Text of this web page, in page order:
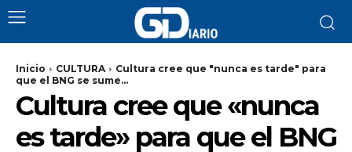
Inicio CULTURA
Cultura cree que "nunca es tarde" para
que el BNG se sume...
Cultura cree que «nunca
es tarde» para que el BNG